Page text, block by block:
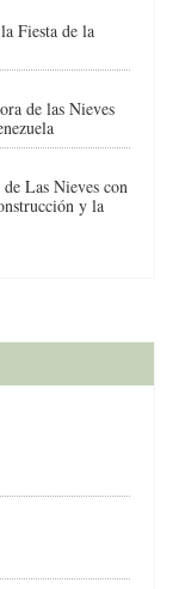
Fiesta de la
de las Nieves
Las Nieves con
y la